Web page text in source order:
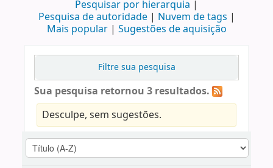
Pesquisar por hierarquia
Pesquisa de autoridade
Nuvem de tags
Mais popular
Sugestões de aquisição
Filtre sua pesquisa
Sua pesquisa retornou 3 resultados.
Desculpe, sem sugestões.